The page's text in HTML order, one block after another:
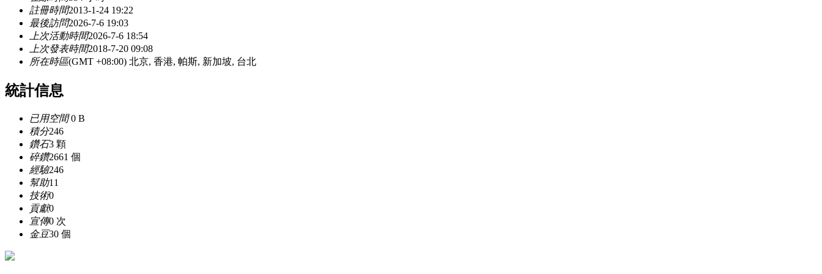
註冊時間2013-1-24 19:22
最後訪問2026-7-6 19:03
上次活動時間2026-7-6 18:54
上次發表時間2018-7-20 09:08
所在時區(GMT +08:00) 北京, 香港, 帕斯, 新加坡, 台北
統計信息
已用空間0 B
積分246
鑽石3 顆
碎鑽2661 個
經驗246
幫助11
技術0
貢獻0
宣傳0 次
金豆30 個